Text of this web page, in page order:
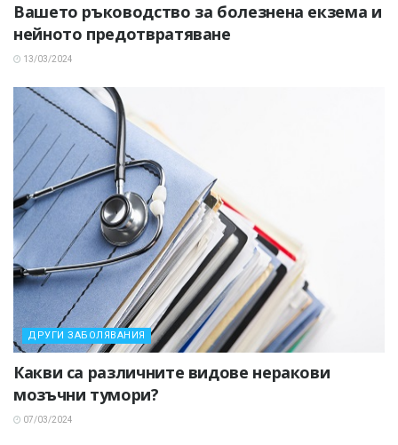
Вашето ръководство за болезнена екзема и
нейното предотвратяване
13/03/2024
ДРУГИ ЗАБОЛЯВАНИЯ
Какви са различните видове неракови
мозъчни тумори?
07/03/2024